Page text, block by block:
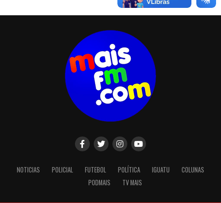
NOTICIAS POLICIAL FUTEBOL POLÍTICA IGUATU
COLUNAS
PODMAIS
TV MAIS